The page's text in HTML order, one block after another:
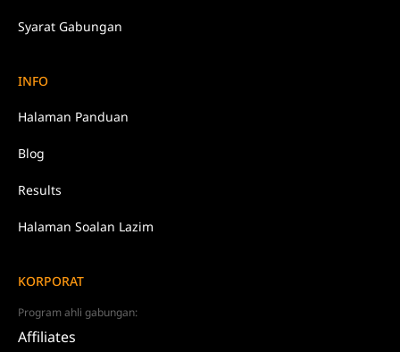
Syarat Gabungan
INFO
Halaman Panduan
Blog
Results
Halaman Soalan Lazim
KORPORAT
Program ahli gabungan:
Affiliates